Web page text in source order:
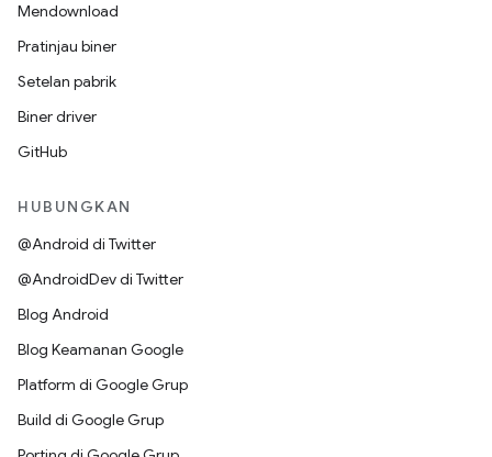
Mendownload
Pratinjau biner
Setelan pabrik
Biner driver
GitHub
HUBUNGKAN
@Android di Twitter
@AndroidDev di Twitter
Blog Android
Blog Keamanan Google
Platform di Google Grup
Build di Google Grup